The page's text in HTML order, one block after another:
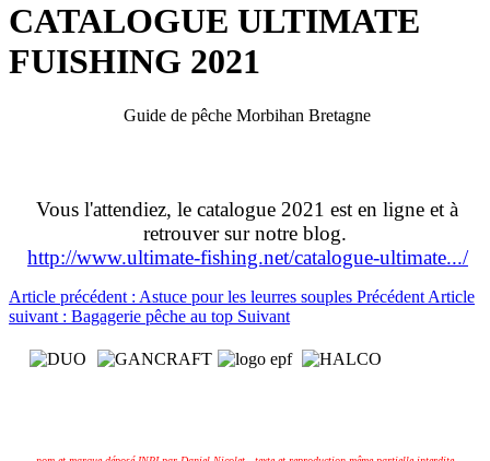
CATALOGUE ULTIMATE
FUISHING 2021
Guide de pêche Morbihan Bretagne
Vous l'attendiez, le catalogue 2021 est en ligne et à
retrouver sur notre blog.
http://www.ultimate-fishing.net/catalogue-ultimate.../
Article précédent : Astuce pour les leurres souples Précédent Article
suivant : Bagagerie pêche au top Suivant